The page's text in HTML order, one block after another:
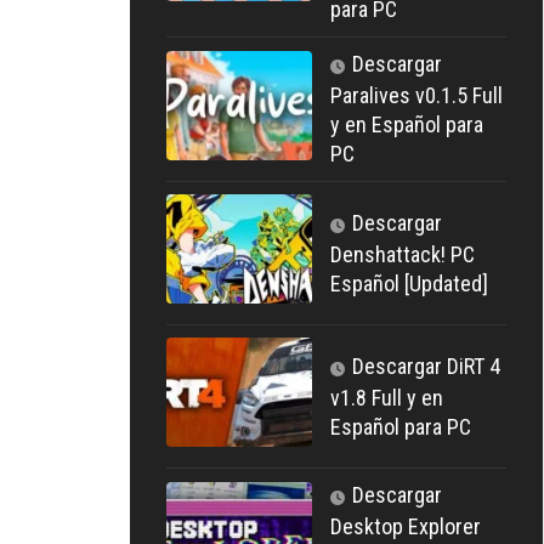
para PC
Descargar
Paralives v0.1.5 Full
y en Español para
PC
Descargar
Denshattack! PC
Español [Updated]
Descargar DiRT 4
v1.8 Full y en
Español para PC
Descargar
Desktop Explorer